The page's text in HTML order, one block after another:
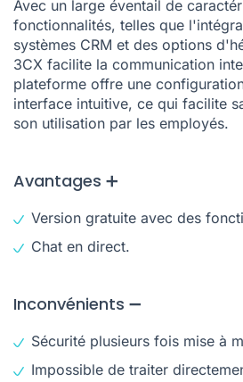
Avec un large éventail de
fonctionnalités, telles que
systèmes CRM et des options
3CX facilite la communication
plateforme offre une
interface intuitive, ce qui facilite
son utilisation par les employés.
Avantages ➕
Version gratuite avec des
Chat en direct.
Inconvénients ➖
Sécurité plusieurs fois mise à
Impossible de traiter